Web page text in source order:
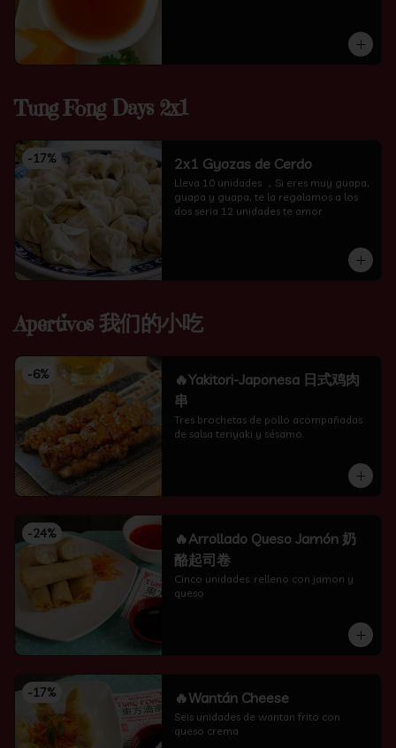
Tung Fong Days 2x1
-17% 2x1 Gyozas de Cerdo
Lleva 10 unidades ，Si eres muy guapa,
guapa y guapa, te la regalamos a los
dos seria 12 unidades te amor
Apertivos 我们的小吃
-6%
🔥Yakitori-Japonesa 日式鸡肉
串
Tres brochetas de pollo acompañadas
de salsa teriyaki y sésamo.
-24%
🔥Arrollado Queso Jamón 奶
酪起司卷
Cinco unidades. relleno con jamon y
queso
-17% 🔥Wantán Cheese
Seis unidades de wantan frito con
queso crema